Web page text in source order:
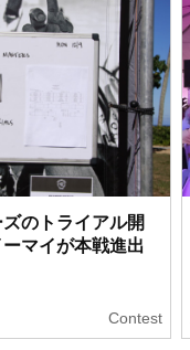
のトライアル開
マイが本戦進出
Contest